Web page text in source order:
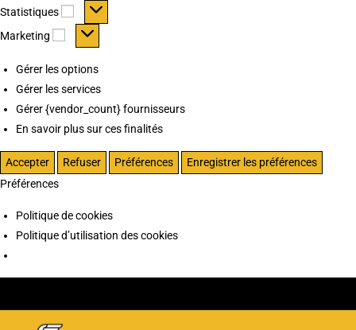
Statistiques Statistiques
Marketing Marketing
Gérer les options
Gérer les services
Gérer {vendor_count} fournisseurs
En savoir plus sur ces finalités
Accepter Refuser Préférences
Enregistrer les préférences
Préférences
Politique de cookies
Politique d’utilisation des cookies